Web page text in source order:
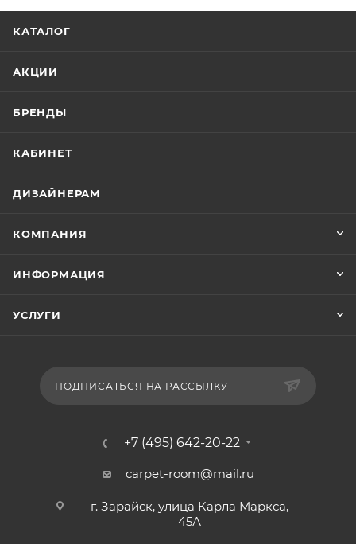
КАТАЛОГ
АКЦИИ
БРЕНДЫ
КАБИНЕТ
ДИЗАЙНЕРАМ
КОМПАНИЯ
ИНФОРМАЦИЯ
УСЛУГИ
ПОДПИСАТЬСЯ НА РАССЫЛКУ
+7 (495) 642-20-22
carpet-room@mail.ru
г. Зарайск, улица Карла Маркса,
45А